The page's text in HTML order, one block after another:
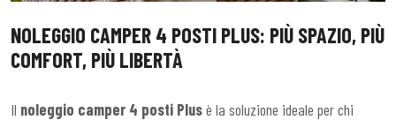
NOLEGGIO CAMPER 4 POSTI PLUS: PIÙ SPAZIO, PIÙ
COMFORT, PIÙ LIBERTÀ
Il noleggio camper 4 posti Plusè la soluzione ideale per chi